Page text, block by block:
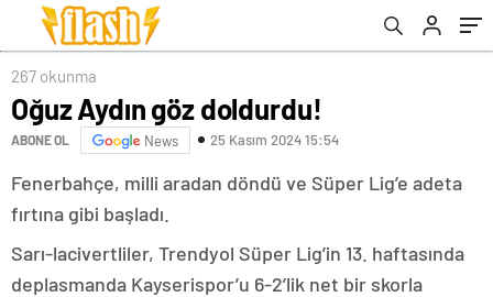
267 okunma
Oğuz Aydın göz doldurdu!
ABONE OL News 25 Kasım 2024 15:54
Fenerbahçe, milli aradan döndü ve Süper Lig’e adeta
fırtına gibi başladı.
Sarı-lacivertliler, Trendyol Süper Lig’in 13. haftasında
deplasmanda Kayserispor’u 6-2’lik net bir skorla